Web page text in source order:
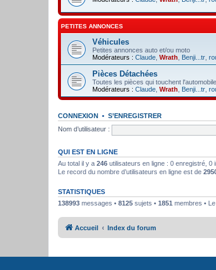
PETITES ANNONCES
Véhicules
Petites annonces auto et/ou moto
Modérateurs : Claude Wrath Benji...tr
Pièces Détachées
Toutes les pièces qui touchent
Modérateurs : Claude Wrath Benji...tr
CONNEXION • S’ENREGISTRER
Nom d’utilisateur :
QUI EST EN LIGNE
Au total il y a 246 utilisateurs en ligne : 0 enregistré, 0
Le record du nombre d’utilisateurs en ligne est de
STATISTIQUES
138993 messages • 8125 sujets • 1851 membres •
Accueil Index du forum